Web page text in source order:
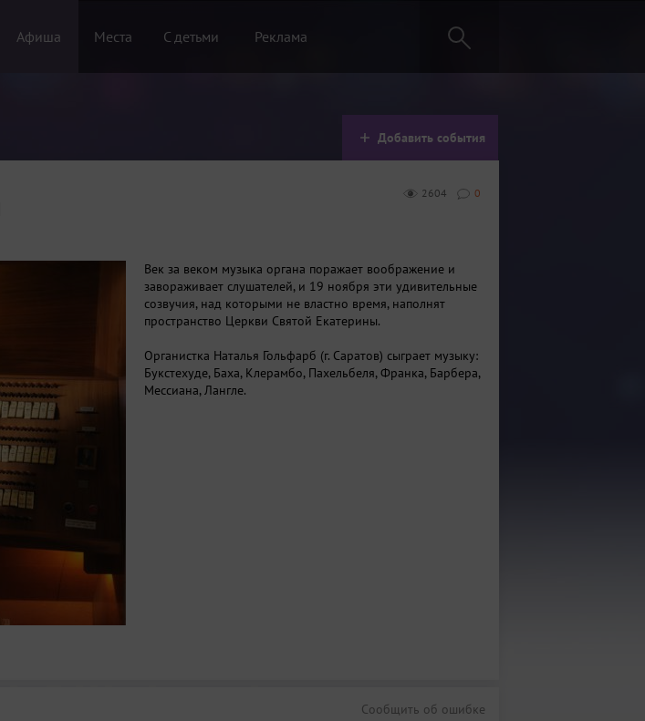
Афиша Места С детьми Реклама
Добавить события
0
2604
Век за веком музыка органа поражает воображение и
завораживает слушателей, и 19 ноября эти удивительные
созвучия, над которыми не властно время, наполнят
пространство Церкви Святой Екатерины.
Органистка Наталья Гольфарб (г. Саратов) сыграет музыку:
Букстехуде, Баха, Клерамбо, Пахельбеля, Франка, Барбера,
Мессиана, Лангле.
Сообщить об ошибке